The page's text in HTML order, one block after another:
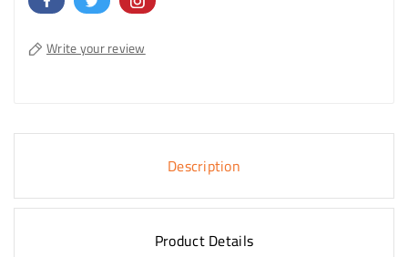
Write your review
Description
Product Details